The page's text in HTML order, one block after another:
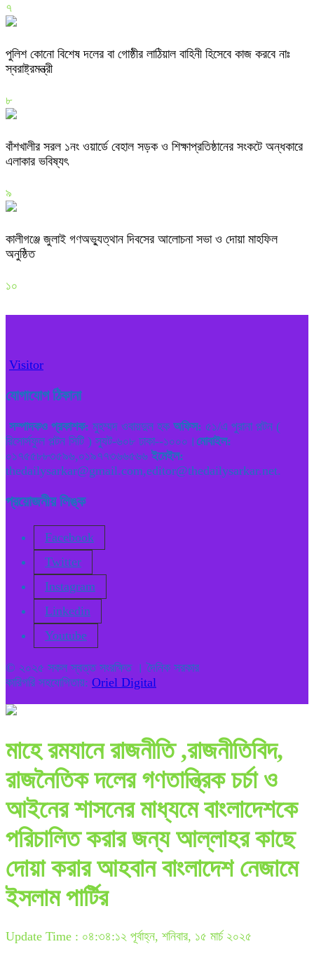
৭
পুলিশ কোনো বিশেষ দলের বা গোষ্ঠীর লাঠিয়াল বাহিনী হিসেবে কাজ করবে নাঃ
স্বরাষ্ট্রমন্ত্রী
৮
বাঁশখালীর সরল ১নং ওয়ার্ডে বেহাল সড়ক ও শিক্ষাপ্রতিষ্ঠানের সংকটে অন্ধকারে
এলাকার ভবিষ্যৎ
৯
কালীগঞ্জে জুলাই গণঅভ্যুত্থান দিবসের আলোচনা সভা ও দোয়া মাহফিল
অনুষ্ঠিত
১০
Visitor
যোগাযোগ ঠিকানা
সম্পাদকও প্রকাশক: মুহম্মদ ওবায়দুল হক অফিস: ৫১/এ পুরানা পল্টন (
রিসোর্সফুল পল্টন সিটি ) স্যুট-৬০৮ ঢাকা--১০০০। মোবাইল:
০১৭৫৫৮৮৩৫৯৬,০১৯৭৭৩৬৬৫৬৬ ইমেইল:
thedailysarkar@gmail.com,editor@thedailysarkar.net.
প্রয়োজনীয় লিঙ্ক
Facebook
Twitter
Instagram
Linkedin
Youtube
© ২০২৫ সকল স্বত্ত সংরক্ষিত । দৈনিক সরকার
কারিগরি সহযোগিতায়: Oriel Digital
মাহে রমযানে রাজনীতি ,রাজনীতিবিদ,
রাজনৈতিক দলের গণতান্ত্রিক চর্চা ও
আইনের শাসনের মাধ্যমে বাংলাদেশকে
পরিচালিত করার জন্য আল্লাহর কাছে
দোয়া করার আহবান বাংলাদেশ নেজামে
ইসলাম পার্টির
Update Time : ০৪:৩৪:১২ পূর্বাহ্ন, শনিবার, ১৫ মার্চ ২০২৫